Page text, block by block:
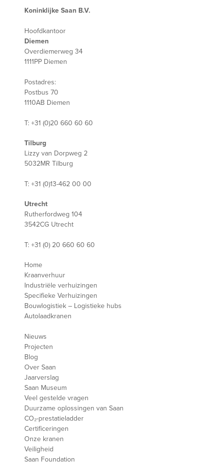
Koninklijke Saan B.V.
Hoofdkantoor
Diemen
Overdiemerweg 34
1111PP Diemen
Postadres:
Postbus 70
1110AB Diemen
T: +31 (0)20 660 60 60
Tilburg
Lizzy van Dorpweg 2
5032MR Tilburg
T: +31 (0)13-462 00 00
Utrecht
Rutherfordweg 104
3542CG Utrecht
T: +31 (0) 20 660 60 60
Home
Kraanverhuur
Industriële verhuizingen
Specifieke Verhuizingen
Bouwlogistiek – Logistieke hubs
Autolaadkranen
Nieuws
Projecten
Blog
Over Saan
Jaarverslag
Saan Museum
Veel gestelde vragen
Duurzame oplossingen van Saan
CO₂-prestatieladder
Certificeringen
Onze kranen
Veiligheid
Saan Foundation